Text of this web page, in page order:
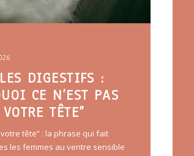
DIGESTIFS :
CE N’EST PAS
TÊTE”
votre tête” : la phrase qui fait
les femmes au ventre sensible